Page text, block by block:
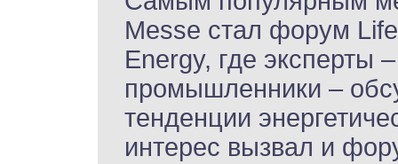
Messe стал форум
Energy, где эксперты
промышленники –
тенденции
интерес вызвал и